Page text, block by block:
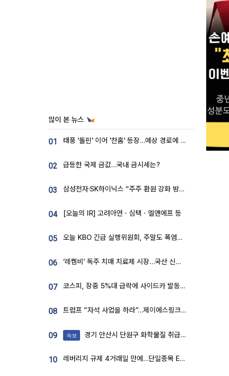
많이 본 뉴스
01 태풍 '돌핀' 이어 '찬홈' 등장…예상 경로에 한국 '한숨'
02 급등한 국제 금값…국내 금시세는?
03 삼성전자·SK하이닉스 “주주 환원 강화 방안 마련”
04 [오늘의 IR] 고려아연ㆍ심텍ㆍ엘앤에프 등
05 오늘 KBO 긴급 실행위원회, 주말도 폭염취소 될까
06 ‘레켐비’ 독주 치매 치료제 시장…국산 신약 등장하나
07 코스피, 장중 5%대 급락에 사이드카 발동…삼성·SK 동반 폭락
08 트럼프 “자석 사업을 하라”…제이에스링크, 비중국 영구자석 공급망 구축 속도
09 속보 경기 안산시 단원구 화학물질 취급 공장서 연기 발생
10 레버리지 규제 4거래일 만에…단일종목 ETF 거래대금 '13분의 1' 급감